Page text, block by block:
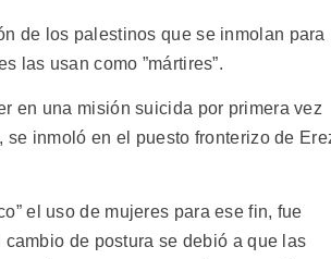
de los palestinos que se inmolan para
las usan como ”mártires”.
en una misión suicida por primera vez
inmoló en el puesto fronterizo de
el uso de mujeres para ese fin, fue
de postura se debió a que las